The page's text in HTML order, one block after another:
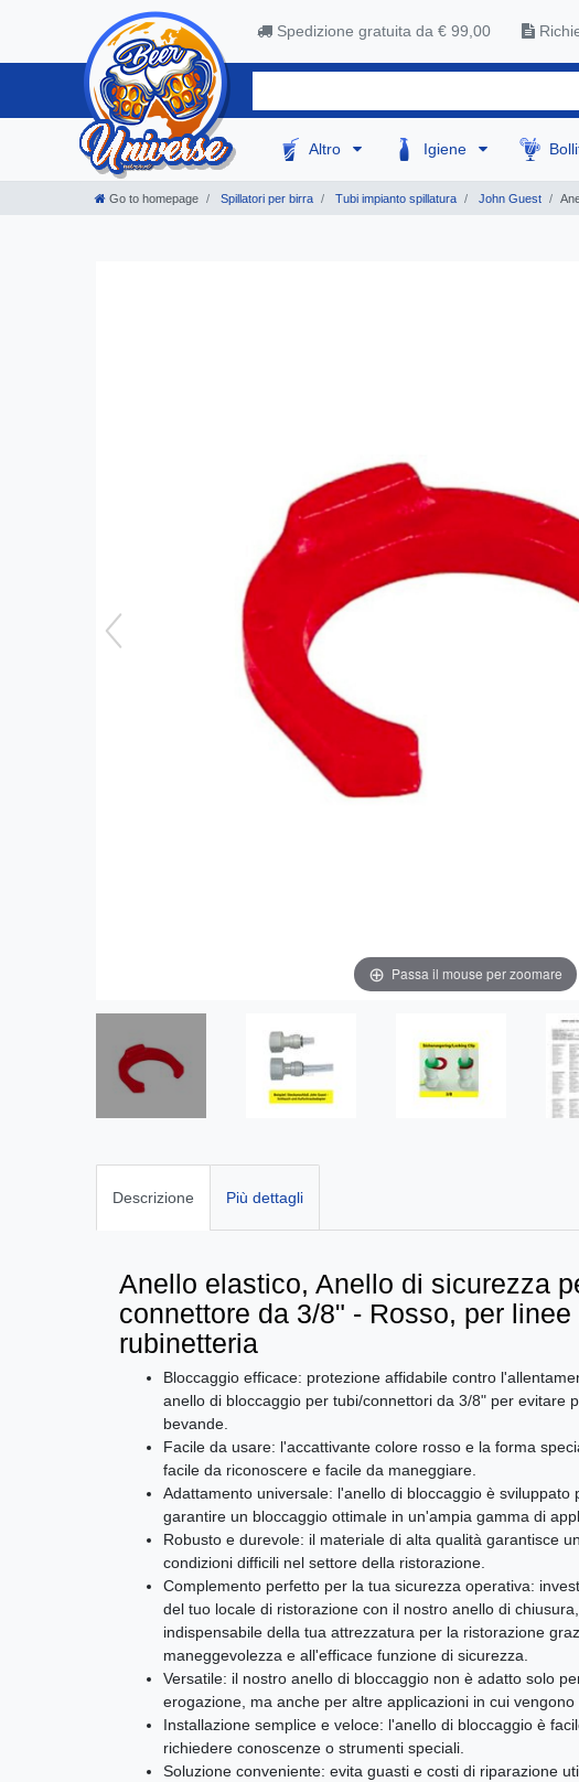
Spedizione gratuita da € 99,00
Altro Igiene
Go to homepage Spillatori per birra Tubi impianto spillatura John Guest
Passa il mouse per zoomare
Descrizione Più dettagli
Anello elastico, Anello di sicurezza
connettore da 3/8" - Rosso, per
rubinetteria
Bloccaggio efficace: protezione affidabile contro
anello di bloccaggio per tubi/connettori da 3/8" per evitare
bevande.
Facile da usare: l'accattivante colore rosso e la forma
facile da riconoscere e facile da maneggiare.
Adattamento universale: l'anello di bloccaggio è
garantire un bloccaggio ottimale in un'ampia gamma di
Robusto e durevole: il materiale di alta qualità garantisce
condizioni difficili nel settore della ristorazione.
Complemento perfetto per la tua sicurezza operativa:
del tuo locale di ristorazione con il nostro anello di
indispensabile della tua attrezzatura per la ristorazione
maneggevolezza e all'efficace funzione di sicurezza.
Versatile: il nostro anello di bloccaggio non è adatto solo
erogazione, ma anche per altre applicazioni in cui
Installazione semplice e veloce: l'anello di bloccaggio è
richiedere conoscenze o strumenti speciali.
Soluzione conveniente: evita guasti e costi di riparazione